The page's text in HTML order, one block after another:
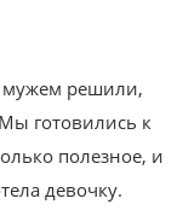
мужем решили,
готовились к
полезное, и
девочку.